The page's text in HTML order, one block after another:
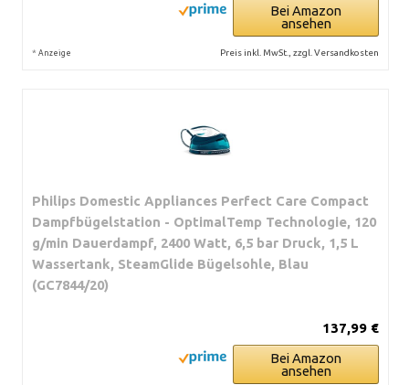
Bei Amazon
ansehen
* Anzeige Preis inkl. MwSt., zzgl. Versandkosten
Philips Domestic Appliances Perfect Care Compact
Dampfbügelstation - OptimalTemp Technologie, 120
g/min Dauerdampf, 2400 Watt, 6,5 bar Druck, 1,5 L
Wassertank, SteamGlide Bügelsohle, Blau
(GC7844/20)
137,99 €
Bei Amazon
ansehen